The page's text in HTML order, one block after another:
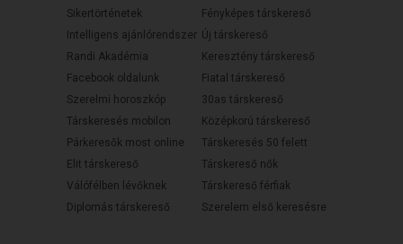
Sikertörténetek
Intelligens ajánlórendszer
Randi Akadémia
Facebook oldalunk
Szerelmi horoszkóp
Társkeresés mobilon
Párkeresők most online
Elit társkereső
Válófélben lévőknek
Diplomás társkereső
Fényképes társkereső
Új társkereső
Keresztény társkereső
Fiatal társkereső
30as társkereső
Középkorú társkereső
Társkeresés 50 felett
Társkereső nők
Társkereső férfiak
Szerelem első keresésre